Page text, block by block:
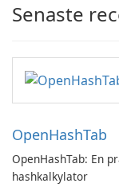
Senaste
OpenHashTab
OpenHashTab: En
hashkalkylator